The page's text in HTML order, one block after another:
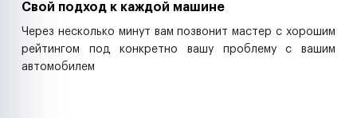
Свой подход к каждой машине
Через несколько минут вам позвонит мастер с хорошим
рейтингом под конкретно вашу проблему с вашим
автомобилем